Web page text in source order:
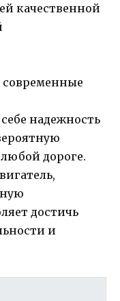
качественной
современные
надежность
дороге.
достичь
и